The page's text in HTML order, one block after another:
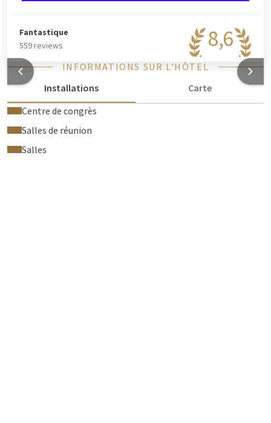
8,6
Fantastique
559 reviews
INFORMATIONS SUR L'HÔTEL
Installations
Carte
Centre de congrès
Salles de réunion
Salles